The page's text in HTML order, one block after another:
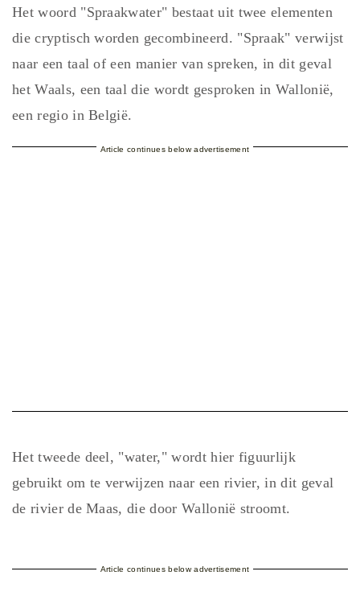
Het woord "Spraakwater" bestaat uit twee elementen
die cryptisch worden gecombineerd. "Spraak" verwijst
naar een taal of een manier van spreken, in dit geval
het Waals, een taal die wordt gesproken in Wallonië,
een regio in België.
Article continues below advertisement
Het tweede deel, "water," wordt hier figuurlijk
gebruikt om te verwijzen naar een rivier, in dit geval
de rivier de Maas, die door Wallonië stroomt.
Article continues below advertisement